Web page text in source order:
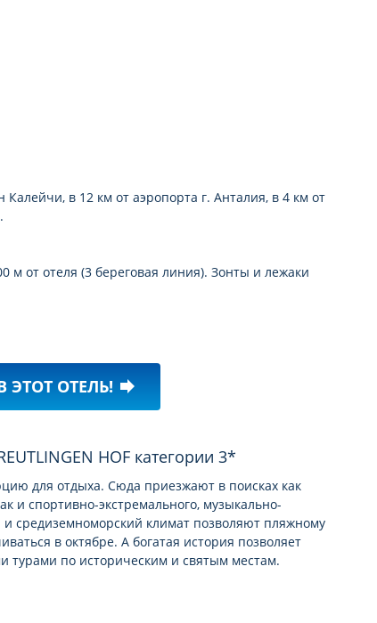
в 12 км от аэропорта г. Анталия, в 4 км от
от отеля (3 береговая линия). Зонты и лежаки
ЭТОТ ОТЕЛЬ! forward
HOF категории 3*
для отдыха. Сюда приезжают в поисках как
и спортивно-экстремального, музыкально-
и средиземноморский климат позволяют пляжному
в октябре. А богатая история позволяет
турами по историческим и святым местам.